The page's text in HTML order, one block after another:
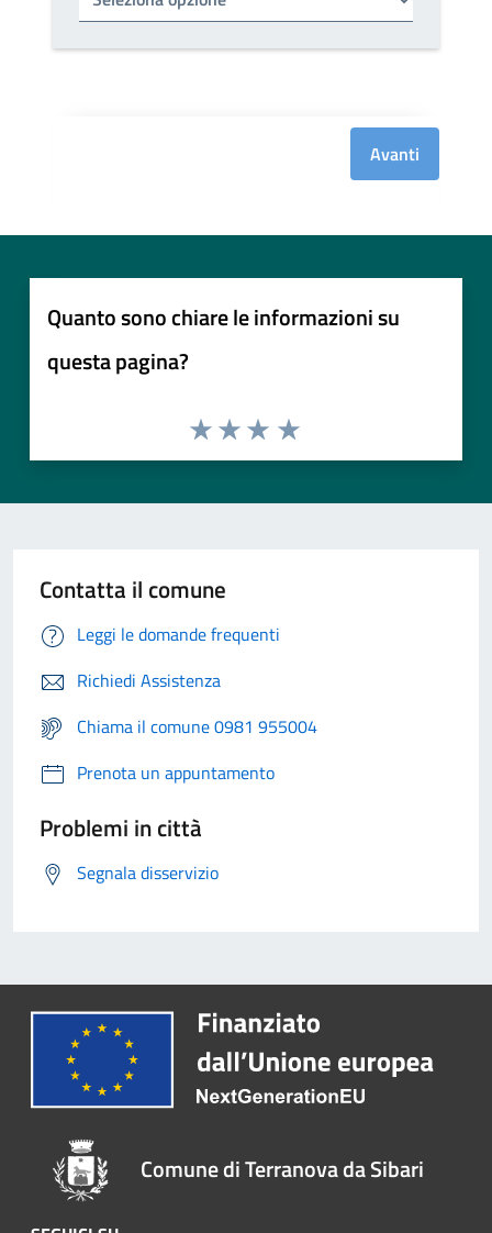
Avanti
Quanto sono chiare le informazioni su
questa pagina?
Contatta il comune
Leggi le domande frequenti
Richiedi Assistenza
Chiama il comune 0981 955004
Prenota un appuntamento
Problemi in città
Segnala disservizio
Comune di Terranova da Sibari